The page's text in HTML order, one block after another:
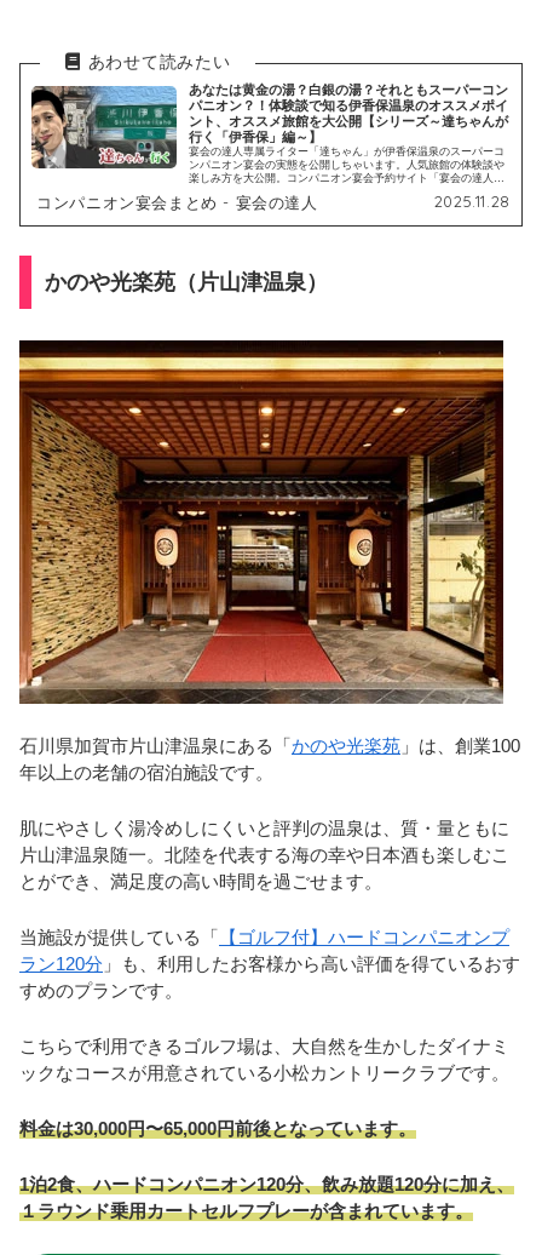
あなたは黄金の湯？白銀の湯？それともスーパーコン
パニオン？！体験談で知る伊香保温泉のオススメポイ
ント、オススメ旅館を大公開【シリーズ～達ちゃんが
行く「伊香保」編～】
宴会の達人専属ライター「達ちゃん」が伊香保温泉のスーパーコ
ンパニオン宴会の実態を公開しちゃいます。人気旅館の体験談や
楽しみ方を大公開。コンパニオン宴会予約サイト「宴会の達人」
金や口コミ体験談などの最新情報を掲載しております。
コンパニオン宴会まとめ - 宴会の達人 2025.11.28
かのや光楽苑（片山津温泉）
石川県加賀市片山津温泉にある「かのや光楽苑 」は、創業100
年以上の老舗の宿泊施設です。
肌にやさしく湯冷めしにくいと評判の温泉は、質・量ともに
片山津温泉随一。北陸を代表する海の幸や日本酒も楽しむこ
とができ、満足度の高い時間を過ごせます。
当施設が提供している「 【ゴルフ付】ハードコンパニオンプ
ラン120分 」も、利用したお客様から高い評価を得ているおす
すめのプランです。
こちらで利用できるゴルフ場は、大自然を生かしたダイナミ
ックなコースが用意されている小松カントリークラブです。
料金は30,000円〜65,000円前後となっています。
1泊2食、ハードコンパニオン120分、飲み放題120分に加え、
１ラウンド乗用カートセルフプレーが含まれています。